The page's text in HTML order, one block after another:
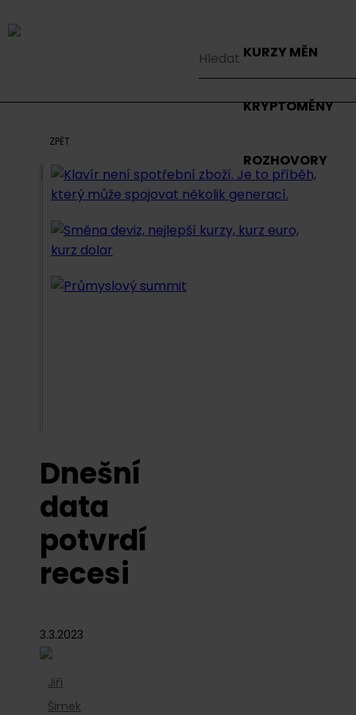
KURZY MĚN
KRYPTOMĚNY
ROZHOVORY
ZPĚT
Dnešní
data
potvrdí
recesi
3.3.2023
Jiří
Šimek